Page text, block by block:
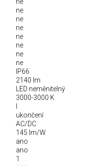
ne
ne
ne
ne
ne
ne
ne
ne
IP66
2140 lm
LED neměnitelný
3000-3000 K
ukončení
AC/DC
145 lm/W
ano
ano
1